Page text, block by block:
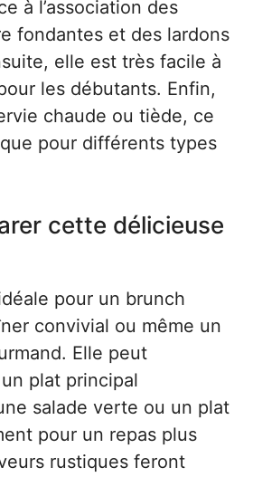
à l’association des
fondantes et des lardons
elle est très facile à
les débutants. Enfin,
chaude ou tiède, ce
pour différents types
cette délicieuse
pour un brunch
convivial ou même un
Elle peut
plat principal
salade verte ou un plat
pour un repas plus
rustiques feront